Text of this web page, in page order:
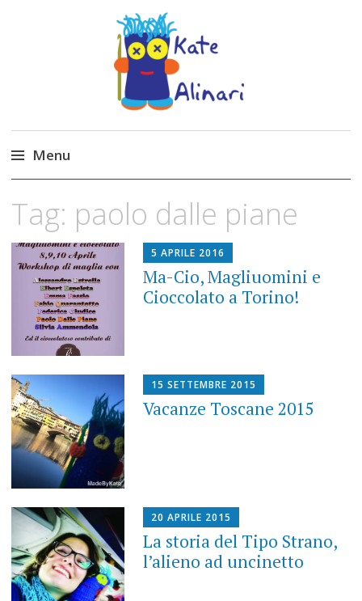
Made by Kate
Kate Alinari, corsi di uncinetto, entusiasmo,
schemi gratuiti, amigurumi, I Balocchi del Tipo
Strano, traduzioni e tanto divertimento!
Menu
content
Tag: paolo dalle piane
5 APRILE 2016
Ma-Cio, Magliuomini e
Cioccolato a Torino!
15 SETTEMBRE 2015
Vacanze Toscane 2015
20 APRILE 2015
La storia del Tipo Strano,
l’alieno ad uncinetto